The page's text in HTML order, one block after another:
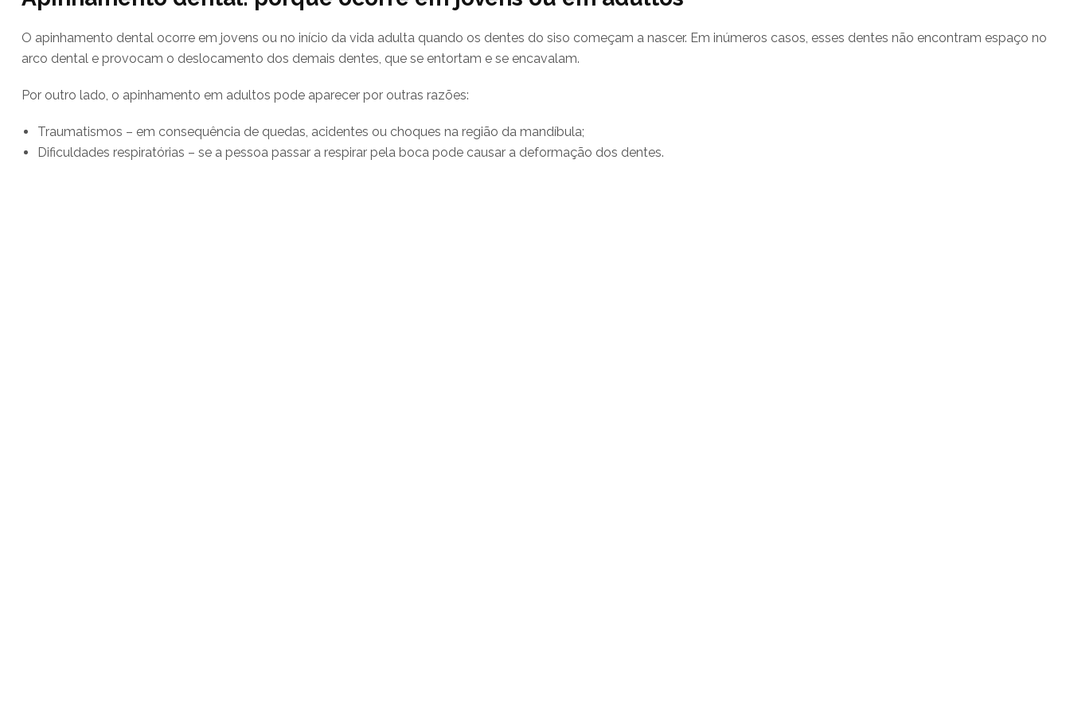
O apinhamento dental ocorre em jovens ou no início da vida adulta quando os dentes do siso começam a nascer. Em inúmeros casos, esses dentes não encontram espaço no
arco dental e provocam o deslocamento dos demais dentes, que se entortam e se encavalam.
Por outro lado, o apinhamento em adultos pode aparecer por outras razões:
Traumatismos – em consequência de quedas, acidentes ou choques na região da mandíbula;
Dificuldades respiratórias – se a pessoa passar a respirar pela boca pode causar a deformação dos dentes.